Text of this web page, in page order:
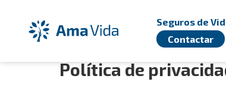
Seguros de
Contactar
Política de